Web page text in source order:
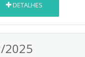
DETALHES
2025